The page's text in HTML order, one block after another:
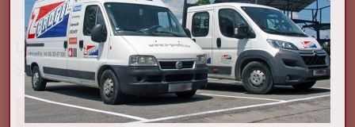
Lak za čamce 0,2l
2,11€
Dodaj u košaricu